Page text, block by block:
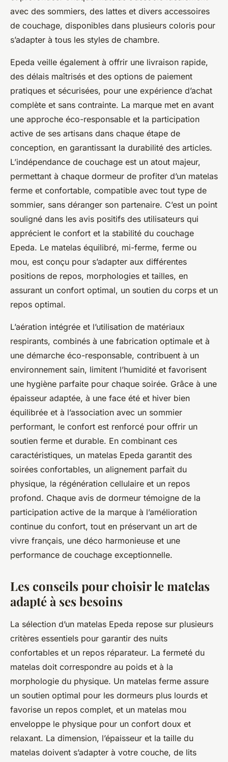
avec des sommiers, des lattes et divers accessoires
de couchage, disponibles dans plusieurs coloris pour
s’adapter à tous les styles de chambre.
Epeda veille également à offrir une livraison rapide,
des délais maîtrisés et des options de paiement
pratiques et sécurisées, pour une expérience d’achat
complète et sans contrainte. La marque met en avant
une approche éco-responsable et la participation
active de ses artisans dans chaque étape de
conception, en garantissant la durabilité des articles.
L’indépendance de couchage est un atout majeur,
permettant à chaque dormeur de profiter d’un matelas
ferme et confortable, compatible avec tout type de
sommier, sans déranger son partenaire. C’est un point
souligné dans les avis positifs des utilisateurs qui
apprécient le confort et la stabilité du couchage
Epeda. Le matelas équilibré, mi-ferme, ferme ou
mou, est conçu pour s’adapter aux différentes
positions de repos, morphologies et tailles, en
assurant un confort optimal, un soutien du corps et un
repos optimal.
L’aération intégrée et l’utilisation de matériaux
respirants, combinés à une fabrication optimale et à
une démarche éco-responsable, contribuent à un
environnement sain, limitent l’humidité et favorisent
une hygiène parfaite pour chaque soirée. Grâce à une
épaisseur adaptée, à une face été et hiver bien
équilibrée et à l’association avec un sommier
performant, le confort est renforcé pour offrir un
soutien ferme et durable. En combinant ces
caractéristiques, un matelas Epeda garantit des
soirées confortables, un alignement parfait du
physique, la régénération cellulaire et un repos
profond. Chaque avis de dormeur témoigne de la
participation active de la marque à l’amélioration
continue du confort, tout en préservant un art de
vivre français, une déco harmonieuse et une
performance de couchage exceptionnelle.
Les conseils pour choisir le matelas
adapté à ses besoins
La sélection d’un matelas Epeda repose sur plusieurs
critères essentiels pour garantir des nuits
confortables et un repos réparateur. La fermeté du
matelas doit correspondre au poids et à la
morphologie du physique. Un matelas ferme assure
un soutien optimal pour les dormeurs plus lourds et
favorise un repos complet, et un matelas mou
enveloppe le physique pour un confort doux et
relaxant. La dimension, l’épaisseur et la taille du
matelas doivent s’adapter à votre couche, de lits